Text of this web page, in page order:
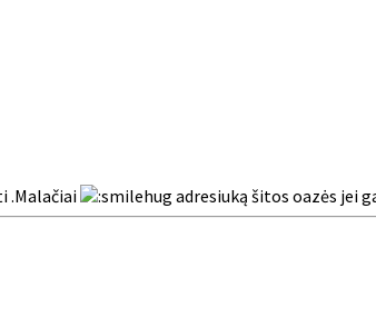
.Malačiai
adresiuką šitos oazės jei